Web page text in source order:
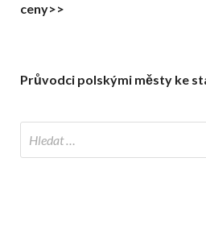
ceny>>
Průvodci polskými městy ke